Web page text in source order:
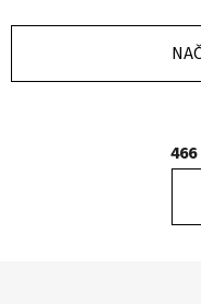
466